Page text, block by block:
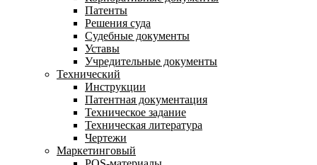
Патенты
Решения суда
Судебные документы
Уставы
Учредительные документы
Технический
Инструкции
Патентная документация
Техническое задание
Техническая литература
Чертежи
Маркетинговый